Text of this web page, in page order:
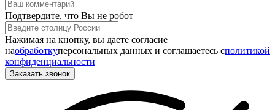
Подтвердите, что Вы не робот
Нажимая на кнопку, вы даете согласие
наобработкуперсональных данных и соглашаетесь cполитикой
конфиденциальности
Заказать звонок